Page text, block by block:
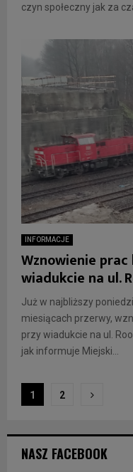
czyn społeczny jak za
INFORMACJE
Wznowienie
wiadukcie na ul.
Już w najbliższy
miesiącach przerwy,
przy wiadukcie na ul.
jak informuje Miejski...
Stronicowanie
1 2
NASZ FACEBOOK